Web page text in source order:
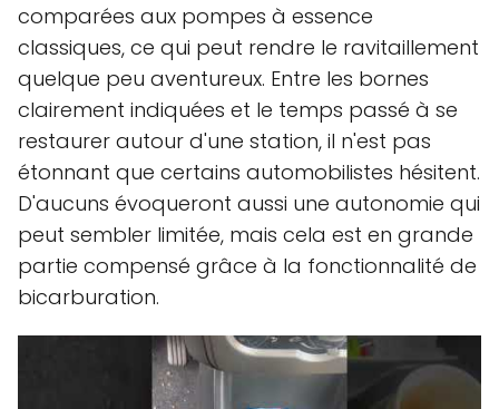
comparées aux pompes à essence
classiques, ce qui peut rendre le ravitaillement
quelque peu aventureux. Entre les bornes
clairement indiquées et le temps passé à se
restaurer autour d'une station, il n'est pas
étonnant que certains automobilistes hésitent.
D'aucuns évoqueront aussi une autonomie qui
peut sembler limitée, mais cela est en grande
partie compensé grâce à la fonctionnalité de
bicarburation.